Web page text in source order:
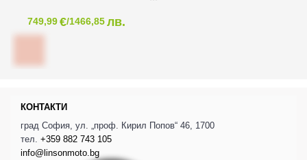
749,99€/1466,85лв.
КОНТАКТИ
град София, ул. „проф. Кирил Попов“ 46, 1700
тел. +359 882 743 105
info@linsonmoto.bg